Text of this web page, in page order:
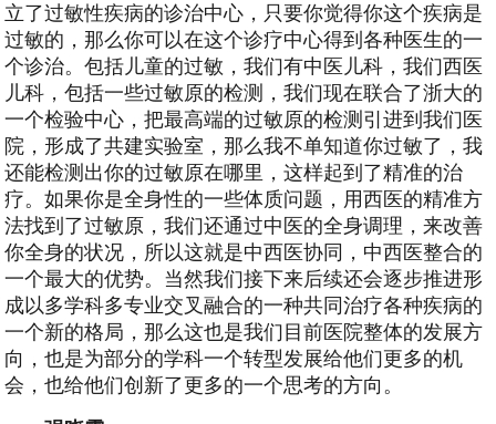
立了过敏性疾病的诊治中心，只要你觉得你这个疾病是
过敏的，那么你可以在这个诊疗中心得到各种医生的一
个诊治。包括儿童的过敏，我们有中医儿科，我们西医
儿科，包括一些过敏原的检测，我们现在联合了浙大的
一个检验中心，把最高端的过敏原的检测引进到我们医
院，形成了共建实验室，那么我不单知道你过敏了，我
还能检测出你的过敏原在哪里，这样起到了精准的治
疗。如果你是全身性的一些体质问题，用西医的精准方
法找到了过敏原，我们还通过中医的全身调理，来改善
你全身的状况，所以这就是中西医协同，中西医整合的
一个最大的优势。当然我们接下来后续还会逐步推进形
成以多学科多专业交叉融合的一种共同治疗各种疾病的
一个新的格局，那么这也是我们目前医院整体的发展方
向，也是为部分的学科一个转型发展给他们更多的机
会，也给他们创新了更多的一个思考的方向。